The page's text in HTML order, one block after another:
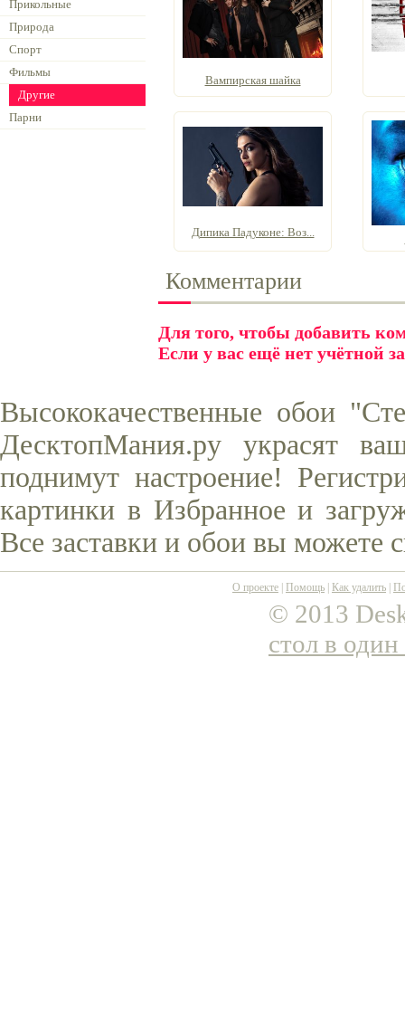
Прикольные
Природа
Спорт
Фильмы
Другие
Парни
Вампирская шайка
Дипика Падуконе: Воз...
Комментарии
Для того, чтобы добавить
Если у вас ещё нет учётной
Высококачественные обои
ДесктопМания.ру украсят
поднимут настроение!
картинки в Избранное и
Все заставки и обои вы можете
О проекте Помощь Как удалить
© 2013
стол в